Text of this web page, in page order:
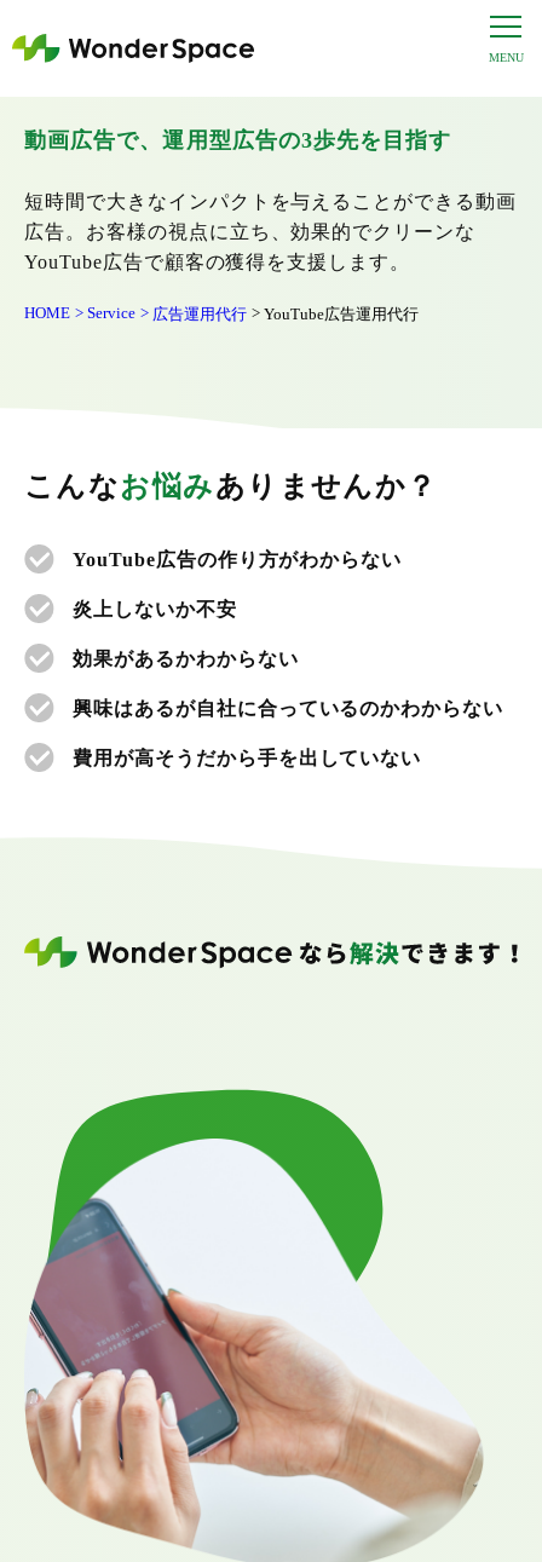
YouTube広告運用代行
動画広告で、運用型広告の3歩先を目指す
短時間で大きなインパクトを与えることができる動画
広告。お客様の視点に立ち、効果的でクリーンな
YouTube広告で顧客の獲得を支援します。
HOME Service 広告運用代行 YouTube広告運用代行
こんなお悩みありませんか？
YouTube広告の作り方がわからない
炎上しないか不安
効果があるかわからない
興味はあるが自社に合っているのかわからない
費用が高そうだから手を出していない